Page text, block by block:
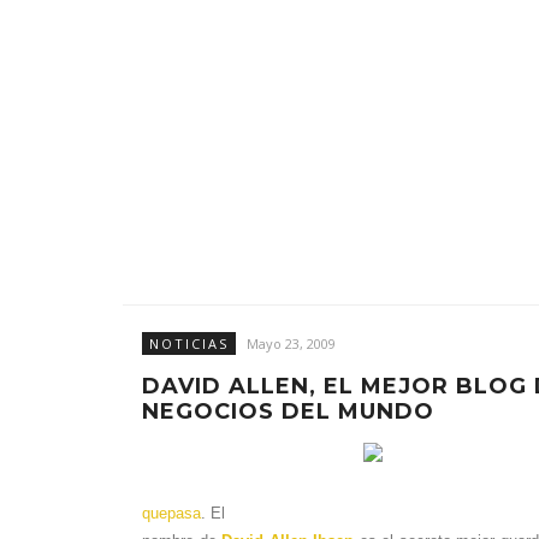
NOTICIAS Mayo 23, 2009
DAVID ALLEN, EL MEJOR BLOG
NEGOCIOS DEL MUNDO
quepasa. El